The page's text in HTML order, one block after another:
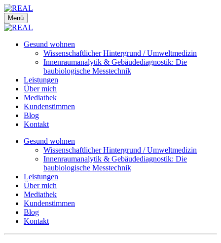
Menü
Gesund wohnen
Wissenschaftlicher Hintergrund / Umweltmedizin
Innenraumanalytik & Gebäudediagnostik: Die
baubiologische Messtechnik
Leistungen
Über mich
Mediathek
Kundenstimmen
Blog
Kontakt
Gesund wohnen
Wissenschaftlicher Hintergrund / Umweltmedizin
Innenraumanalytik & Gebäudediagnostik: Die
baubiologische Messtechnik
Leistungen
Über mich
Mediathek
Kundenstimmen
Blog
Kontakt